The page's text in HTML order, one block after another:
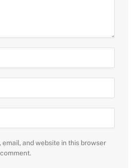
email, and website in this browser